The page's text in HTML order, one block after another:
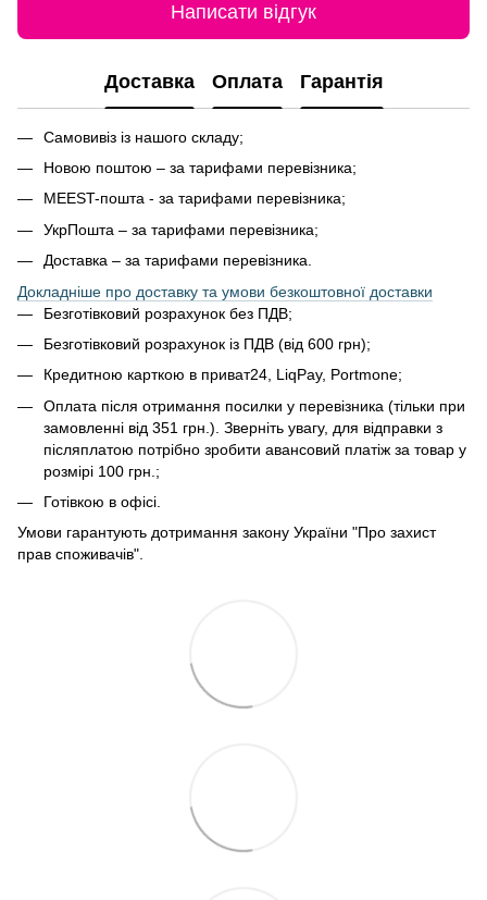
Написати відгук
Доставка Оплата Гарантія
Самовивіз із нашого складу;
Новою поштою – за тарифами перевізника;
MEEST-пошта - за тарифами перевізника;
УкрПошта – за тарифами перевізника;
Доставка – за тарифами перевізника.
Докладніше про доставку та умови безкоштовної доставки
Безготівковий розрахунок без ПДВ;
Безготівковий розрахунок із ПДВ (від 600 грн);
Кредитною карткою в приват24, LiqPay, Portmone;
Оплата після отримання посилки у перевізника (тільки при
замовленні від 351 грн.). Зверніть увагу, для відправки з
післяплатою потрібно зробити авансовий платіж за товар у
розмірі 100 грн.;
Готівкою в офісі.
Умови гарантують дотримання закону України "Про захист
прав споживачів".